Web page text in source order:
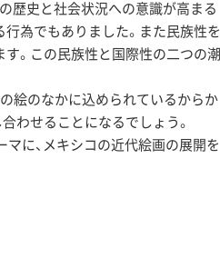
歴史と社会状況への意識が高まる
為でもありました。また民族性を
。この民族性と国際性の二つの潮
絵のなかに込められているからか
わせることになるでしょう。
マに、メキシコの近代絵画の展開を